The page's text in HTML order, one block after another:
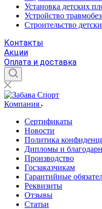
Установка детских
Устройство
Строительство
Контакты
Акции
Оплата и доставка
Компания
Сертификаты
Новости
Политика
Дипломы и
Производство
Госзаказчикам
Гарантийные
Реквизиты
Отзывы
Статьи